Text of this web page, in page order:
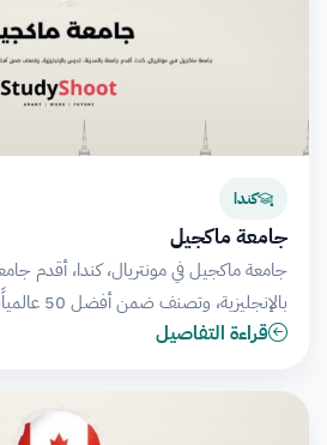
كندا
جامعة ماكجيل
جامعة ماكجيل في مونتريال، كندا، أقدم
بالإنجليزية، وتصنف ضمن أفضل 50 عالمياً، خاصة في الطب…
قراءة التفاصيل